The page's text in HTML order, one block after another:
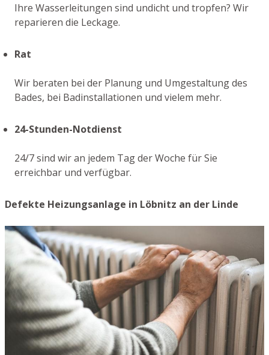
Ihre Wasserleitungen sind undicht und tropfen? Wir
reparieren die Leckage.
Rat
Wir beraten bei der Planung und Umgestaltung des
Bades, bei Badinstallationen und vielem mehr.
24-Stunden-Notdienst
24/7 sind wir an jedem Tag der Woche für Sie
erreichbar und verfügbar.
Defekte Heizungsanlage in Löbnitz an der Linde